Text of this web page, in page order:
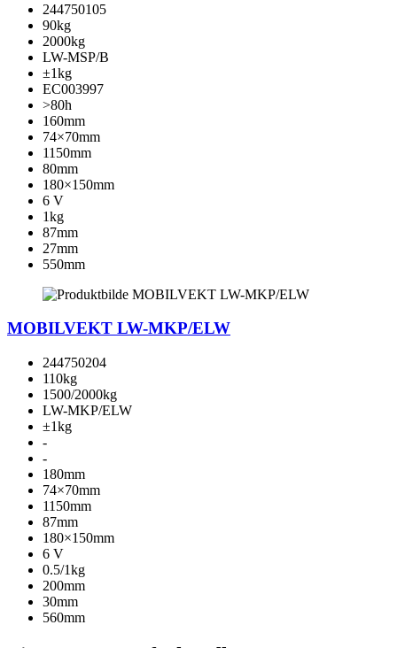
244750105
90kg
2000kg
LW-MSP/B
±1kg
EC003997
>80h
160mm
74×70mm
1150mm
80mm
180×150mm
6 V
1kg
87mm
27mm
550mm
MOBILVEKT LW-MKP/ELW
244750204
110kg
1500/2000kg
LW-MKP/ELW
±1kg
-
-
180mm
74×70mm
1150mm
87mm
180×150mm
6 V
0.5/1kg
200mm
30mm
560mm